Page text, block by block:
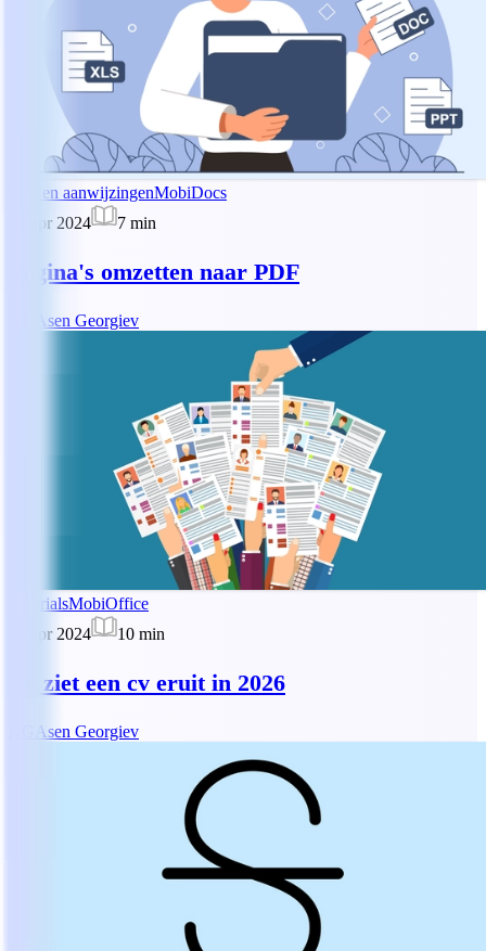
Tips en aanwijzingenMobiDocs
23 apr 2024
7 min
Pagina's omzetten naar PDF
Asen Georgiev
TutorialsMobiOffice
15 apr 2024
10 min
Zo ziet een cv eruit in 2026
Asen Georgiev